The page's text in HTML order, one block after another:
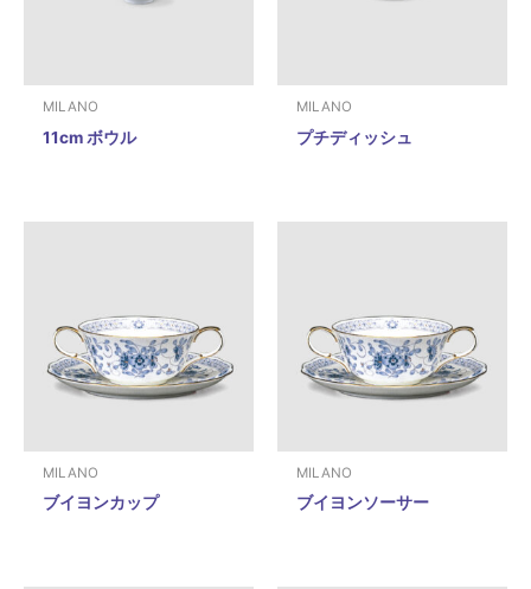
MILANO
11cm ボウル
MILANO
プチディッシュ
MILANO
ブイヨンカップ
MILANO
ブイヨンソーサー